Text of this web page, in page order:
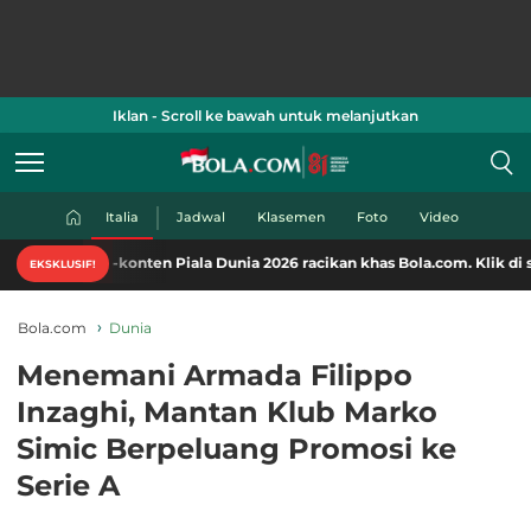
Iklan - Scroll ke bawah untuk melanjutkan
Italia Jadwal Klasemen Foto Video
EKSKLUSIF!Piala Dunia 2026 racikan khas Bola.com. Klik di sini!
Bola.com Dunia
Menemani Armada Filippo
Inzaghi, Mantan Klub Marko
Simic Berpeluang Promosi ke
Serie A